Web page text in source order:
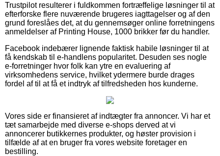
Trustpilot resulterer i fuldkommen fortræffelige løsninger til at
efterforske flere nuværende brugeres iagttagelser og af den
grund foreslåes det, at du gennemsøger online forretningens
anmeldelser af Printing House, 1000 brikker før du handler.
Facebook indebærer lignende faktisk habile løsninger til at
få kendskab til e-handlens popularitet. Desuden ses nogle
e-forretninger hvor folk kan ytre en evaluering af
virksomhedens service, hvilket ydermere burde drages
fordel af til at få et indtryk af tilfredsheden hos kunderne.
Vores side er finansieret af indtægter fra annoncer. Vi har et
tæt samarbejde med diverse e-shops derved at vi
annoncerer butikkernes produkter, og høster provision i
tilfælde af at en bruger fra vores website foretager en
bestilling.